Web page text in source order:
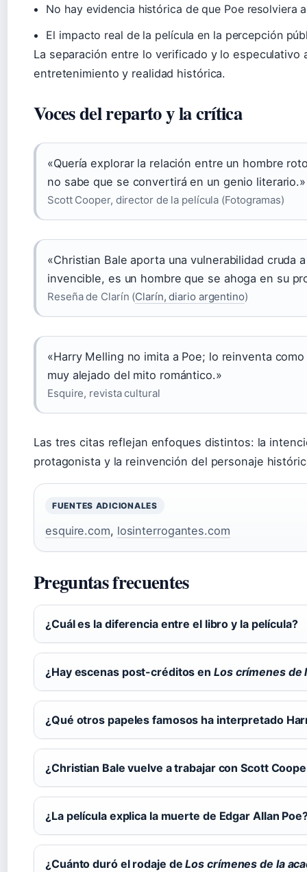
No hay evidencia histórica de que Poe resolviera
El impacto real de la película en la percepción
La separación entre lo verificado y lo especulativo
entretenimiento y realidad histórica.
Voces del reparto y la crítica
«Quería explorar la relación entre un hombre
no sabe que se convertirá en un genio literario.»
Scott Cooper, director de la película (Fotogramas)
«Christian Bale aporta una vulnerabilidad cruda
invencible, es un hombre que se ahoga en su
Reseña de Clarín (Clarín, diario argentino)
«Harry Melling no imita a Poe; lo reinventa
muy alejado del mito romántico.»
Esquire, revista cultural
Las tres citas reflejan enfoques distintos: la
protagonista y la reinvención del personaje
FUENTES ADICIONALES
esquire.com, losinterrogantes.com
Preguntas frecuentes
¿Cuál es la diferencia entre el libro y la película?
¿Hay escenas post-créditos en Los crímenes de
¿Qué otros papeles famosos ha interpretado
¿Christian Bale vuelve a trabajar con Scott
¿La película explica la muerte de Edgar Allan
¿Cuánto duró el rodaje deLos crímenes de la